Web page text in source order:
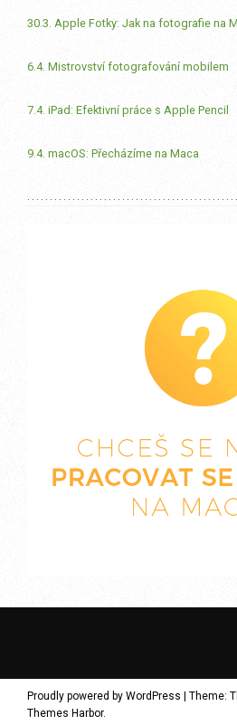
30.3. Apple Fotky: Jak na fotografie na
6.4. Mistrovství fotografování mobilem
7.4. iPad: Efektivní práce s Apple Pencil
9.4. macOS: Přecházíme na Maca
Proudly powered by WordPress
Theme:
Themes Harbor.